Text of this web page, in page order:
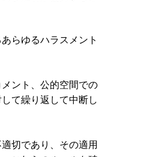
らゆるハラスメント
ント、公的空間での
て繰り返して中断し
切であり、その適用